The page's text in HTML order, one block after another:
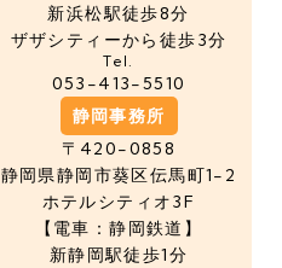
新浜松駅徒歩8分
ザザシティーから徒歩3分
Tel.
053-413-5510
静岡事務所
〒420-0858
静岡県静岡市葵区伝馬町1-2
ホテルシティオ3F
【電車：静岡鉄道】
新静岡駅徒歩1分